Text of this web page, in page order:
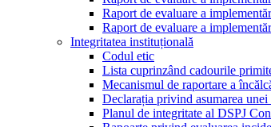
Raport de evaluare a
Raport de evaluare a
Integritatea instituțională
Codul etic
Lista cuprinzând cadourile
Mecanismul de raportare a
Declarația privind asumarea
Planul de integritate al DSPJ